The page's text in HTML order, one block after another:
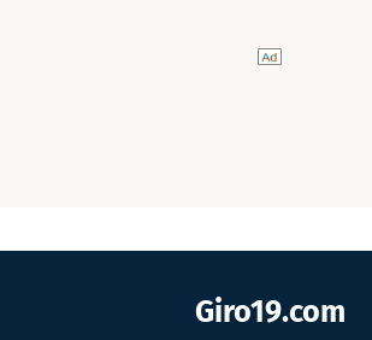
Giro19.com